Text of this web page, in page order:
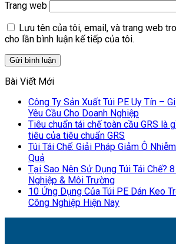
Trang web
Lưu tên của tôi, email, và trang web
cho lần bình luận kế tiếp của tôi.
Bài Viết Mới
Công Ty Sản Xuất Túi PE Uy Tín –
Yêu Cầu Cho Doanh Nghiệp
Tiêu chuẩn tái chế toàn cầu GRS là
tiêu của tiêu chuẩn GRS
Túi Tái Chế: Giải Pháp Giảm Ô
Quả
Tại Sao Nên Sử Dụng Túi Tái Chế?
Nghiệp & Môi Trường
10 Ứng Dụng Của Túi PE Dán Keo
Công Nghiệp Hiện Nay